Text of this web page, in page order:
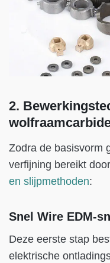
2.
Zodra de basisvorm
verfijning bereikt
en slijpmethoden:
Snel Wire EDM-
Deze eerste stap
elektrische